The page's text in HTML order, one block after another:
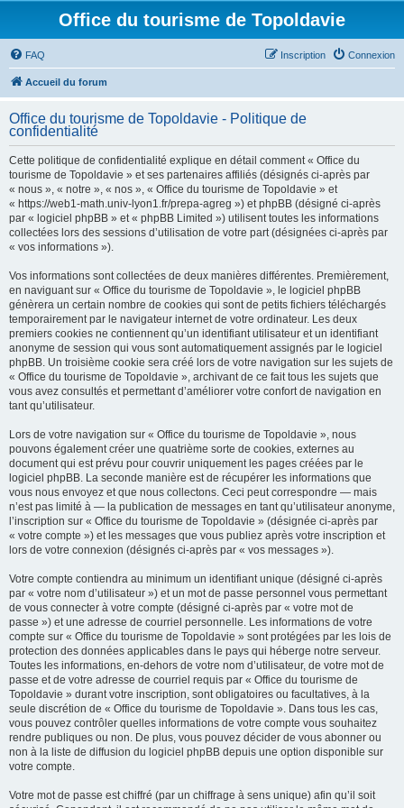
Office du tourisme de Topoldavie
FAQ Connexion
Inscription
Accueil du forum
Office du tourisme de Topoldavie - Politique de
confidentialité
Cette politique de confidentialité explique en détail comment « Office du
tourisme de Topoldavie » et ses partenaires affiliés (désignés ci-après par
« nous », « notre », « nos », « Office du tourisme de Topoldavie » et
« https://web1-math.univ-lyon1.fr/prepa-agreg ») et phpBB (désigné ci-après
par « logiciel phpBB » et « phpBB Limited ») utilisent toutes les informations
collectées lors des sessions d’utilisation de votre part (désignées ci-après par
« vos informations »).
Vos informations sont collectées de deux manières différentes. Premièrement,
en naviguant sur « Office du tourisme de Topoldavie », le logiciel phpBB
génèrera un certain nombre de cookies qui sont de petits fichiers téléchargés
temporairement par le navigateur internet de votre ordinateur. Les deux
premiers cookies ne contiennent qu’un identifiant utilisateur et un identifiant
anonyme de session qui vous sont automatiquement assignés par le logiciel
phpBB. Un troisième cookie sera créé lors de votre navigation sur les sujets de
« Office du tourisme de Topoldavie », archivant de ce fait tous les sujets que
vous avez consultés et permettant d’améliorer votre confort de navigation en
tant qu’utilisateur.
Lors de votre navigation sur « Office du tourisme de Topoldavie », nous
pouvons également créer une quatrième sorte de cookies, externes au
document qui est prévu pour couvrir uniquement les pages créées par le
logiciel phpBB. La seconde manière est de récupérer les informations que
vous nous envoyez et que nous collectons. Ceci peut correspondre — mais
n’est pas limité à — la publication de messages en tant qu’utilisateur anonyme,
l’inscription sur « Office du tourisme de Topoldavie » (désignée ci-après par
« votre compte ») et les messages que vous publiez après votre inscription et
lors de votre connexion (désignés ci-après par « vos messages »).
Votre compte contiendra au minimum un identifiant unique (désigné ci-après
par « votre nom d’utilisateur ») et un mot de passe personnel vous permettant
de vous connecter à votre compte (désigné ci-après par « votre mot de
passe ») et une adresse de courriel personnelle. Les informations de votre
compte sur « Office du tourisme de Topoldavie » sont protégées par les lois de
protection des données applicables dans le pays qui héberge notre serveur.
Toutes les informations, en-dehors de votre nom d’utilisateur, de votre mot de
passe et de votre adresse de courriel requis par « Office du tourisme de
Topoldavie » durant votre inscription, sont obligatoires ou facultatives, à la
seule discrétion de « Office du tourisme de Topoldavie ». Dans tous les cas,
vous pouvez contrôler quelles informations de votre compte vous souhaitez
rendre publiques ou non. De plus, vous pouvez décider de vous abonner ou
non à la liste de diffusion du logiciel phpBB depuis une option disponible sur
votre compte.
Votre mot de passe est chiffré (par un chiffrage à sens unique) afin qu’il soit